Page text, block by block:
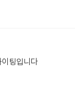
팅입니다